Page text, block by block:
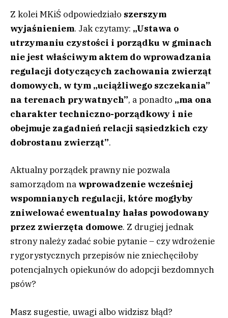
Z kolei MKiŚ odpowiedziało szerszym
wyjaśnieniem. Jak czytamy: „Ustawa o
utrzymaniu czystości i porządku w gminach
nie jest właściwym aktem do wprowadzania
regulacji dotyczących zachowania zwierząt
domowych, w tym „uciążliwego szczekania”
na terenach prywatnych”, a ponadto „ma ona
charakter techniczno-porządkowy i nie
obejmuje zagadnień relacji sąsiedzkich czy
dobrostanu zwierząt”.
Aktualny porządek prawny nie pozwala
samorządom na wprowadzenie wcześniej
wspomnianych regulacji, które mogłyby
zniwelować ewentualny hałas powodowany
przez zwierzęta domowe. Z drugiej jednak
strony należy zadać sobie pytanie – czy wdrożenie
rygorystycznych przepisów nie zniechęciłoby
potencjalnych opiekunów do adopcji bezdomnych
psów?
Masz sugestie, uwagi albo widzisz błąd?